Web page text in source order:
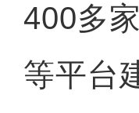
400多
等平台